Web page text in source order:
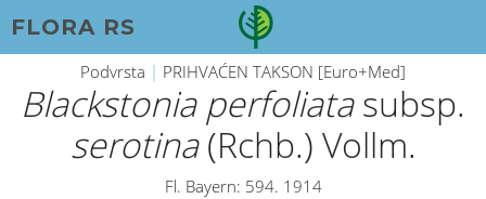
FLORA RS
Podvrsta | PRIHVAĆEN TAKSON [Euro+Med]
Blackstonia perfoliatasubsp.
serotina(Rchb.) Vollm.
Fl. Bayern: 594. 1914